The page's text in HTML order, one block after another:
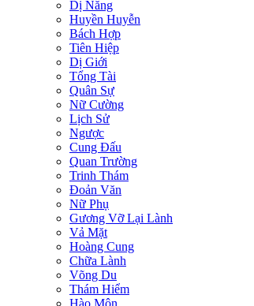
Dị Năng
Huyền Huyễn
Bách Hợp
Tiên Hiệp
Dị Giới
Tổng Tài
Quân Sự
Nữ Cường
Lịch Sử
Ngược
Cung Đấu
Quan Trường
Trinh Thám
Đoản Văn
Nữ Phụ
Gương Vỡ Lại Lành
Vả Mặt
Hoàng Cung
Chữa Lành
Võng Du
Thám Hiểm
Hào Môn